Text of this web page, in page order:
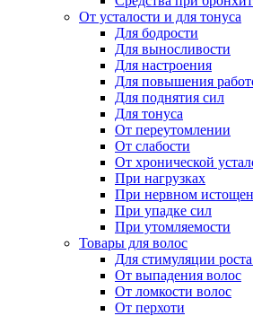
От усталости и для тонуса
Для бодрости
Для выносливости
Для настроения
Для повышения
Для поднятия сил
Для тонуса
От переутомлении
От слабости
От хронической
При нагрузках
При нервном
При упадке сил
При утомляемости
Товары для волос
Для стимуляции
От выпадения волос
От ломкости волос
От перхоти